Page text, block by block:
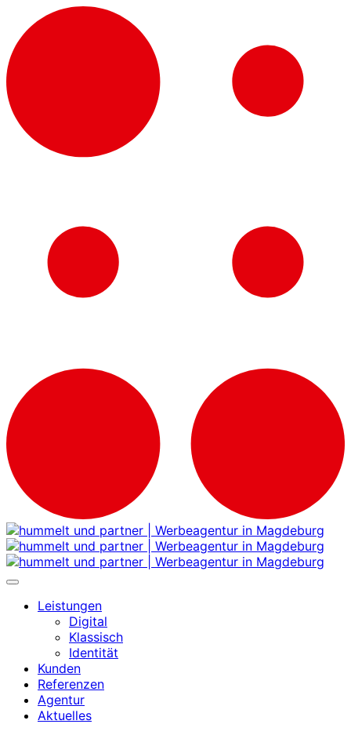
Leistungen
Digital
Klassisch
Identität
Kunden
Referenzen
Agentur
Aktuelles